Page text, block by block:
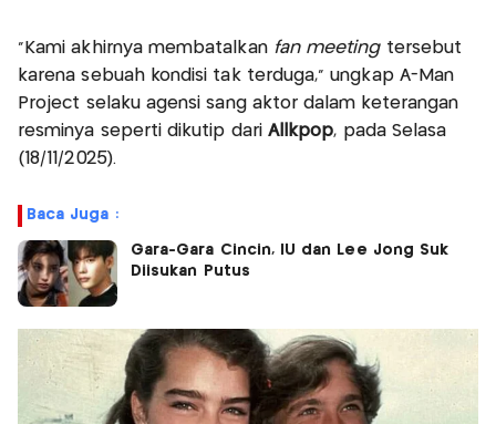
“Kami akhirnya membatalkan fan meetingtersebut
karena sebuah kondisi tak terduga,” ungkap A-Man
Project selaku agensi sang aktor dalam keterangan
resminya seperti dikutip dari Allkpop, pada Selasa
(18/11/2025).
Baca Juga :
Gara-Gara Cincin, IU dan Lee Jong Suk
Diisukan Putus